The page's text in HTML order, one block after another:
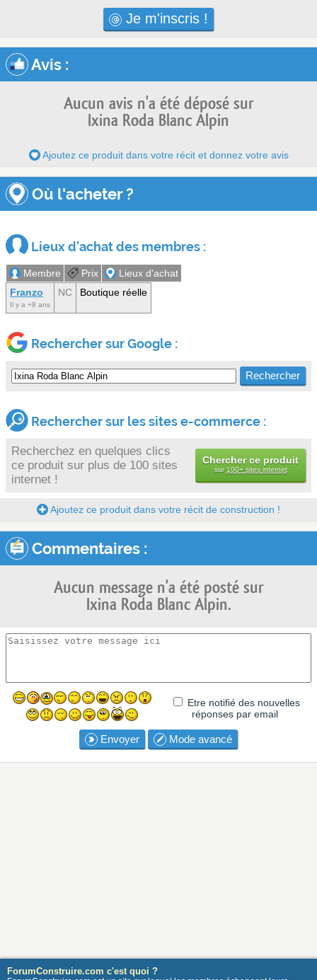
Je m'inscris !
Avis :
Aucun avis n'a été déposé sur
Ixina Roda Blanc Alpin
Ajoutez ce produit dans votre récit et donnez votre avis
Où l'acheter ?
Lieux d'achat des membres :
Membre Prix
Lieux d'achat
Franzo
Il y a +8 ans
NC Boutique réelle
Rechercher sur Google :
Rechercher sur les sites e-commerce :
Recherchez en quelques clics
ce produit sur plus de 100 sites
internet !
Chercher ce produit
sur 100+ sites internet
Ajoutez ce produit dans votre récit de construction !
Commentaires :
Aucun message n'a été posté sur
Ixina Roda Blanc Alpin.
Etre notifié des nouvelles
réponses par email
Envoyer Mode avancé
ForumConstruire.com c'est quoi ?